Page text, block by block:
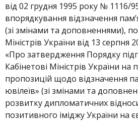
від 02 грудня 1995 року № 1116/
впорядкування відзначення
(зі змінами та доповненнями),
Міністрів України від 13 серпня
«Про затвердження Порядку
Кабінетові Міністрів України на
пропозицій щодо відзначення
ювілеїв» (зі змінами та
розвитку дипломатичних
позитивного іміджу України на